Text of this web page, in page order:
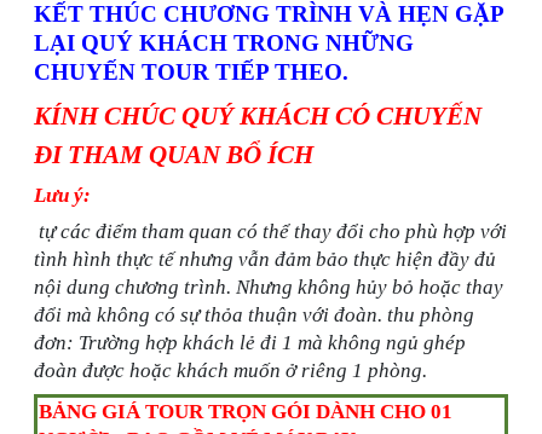
KẾT THÚC CHƯƠNG TRÌNH VÀ HẸN GẶP
LẠI QUÝ KHÁCH TRONG NHỮNG
CHUYẾN TOUR TIẾP THEO.
KÍNH CHÚC QUÝ KHÁCH CÓ CHUYẾN
ĐI THAM QUAN BỔ ÍCH
Lưu ý:
tự các điểm tham quan có thể thay đổi cho phù hợp với
tình hình thực tế nhưng vẫn đảm bảo thực hiện đầy đủ
nội dung chương trình. Nhưng không hủy bỏ hoặc thay
đổi mà không có sự thỏa thuận với đoàn. thu phòng
đơn: Trường hợp khách lẻ đi 1 mà không ngủ ghép
đoàn được hoặc khách muốn ở riêng 1 phòng.
BẢNG GIÁ TOUR TRỌN GÓI DÀNH CHO 01